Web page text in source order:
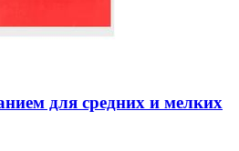
для средних и мелких